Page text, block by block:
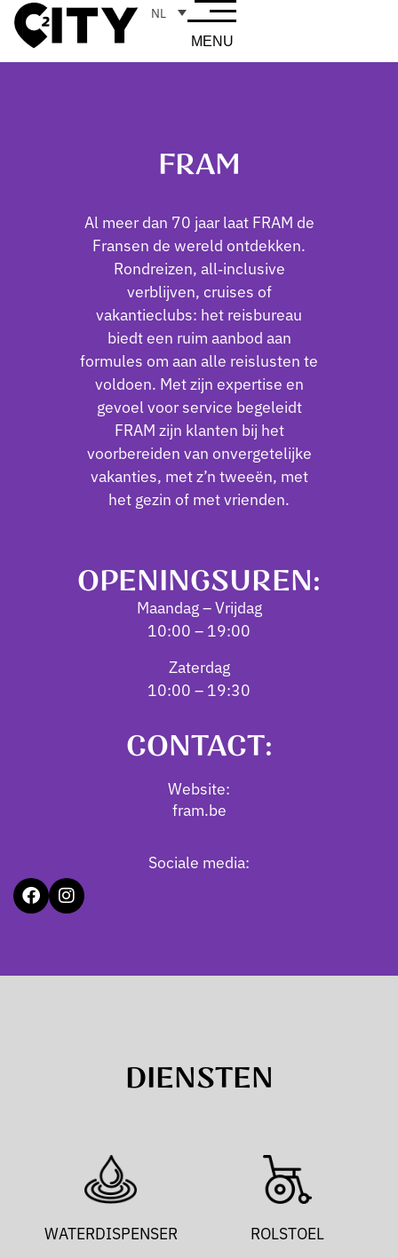
NL
MENU
FRAM
Al meer dan 70 jaar laat FRAM de
Fransen de wereld ontdekken.
Rondreizen, all‑inclusive
verblijven, cruises of
vakantieclubs: het reisbureau
biedt een ruim aanbod aan
formules om aan alle reislusten te
voldoen. Met zijn expertise en
gevoel voor service begeleidt
FRAM zijn klanten bij het
voorbereiden van onvergetelijke
vakanties, met z’n tweeën, met
het gezin of met vrienden.
OPENINGSUREN:
Maandag – Vrijdag
10:00 – 19:00
Zaterdag
10:00 – 19:30
CONTACT:
Website:
fram.be
Sociale media:
DIENSTEN
WATERDISPENSER ROLSTOEL